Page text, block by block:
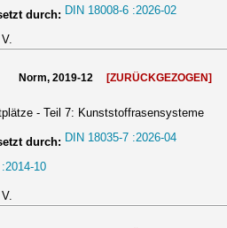
durch: DIN 18008-6 :2026-02
Norm, 2019-12 [ZURÜCKGEZOGEN]
- Teil 7: Kunststoffrasensysteme
durch: DIN 18035-7 :2026-04
10